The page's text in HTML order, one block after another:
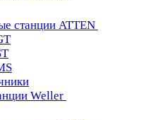
станции ATTEN
Weller